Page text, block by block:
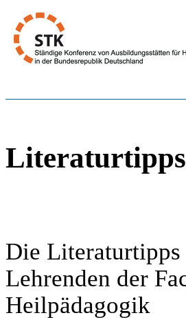
Literaturtipps
Die Literaturtipps
Lehrenden der
Heilpädagogik